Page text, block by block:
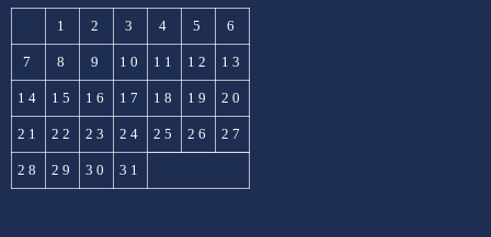
1 2 3 4 5 6
7 8 9 10 11 12 13
14 15 16 17 18 19 20
21 22 23 24 25 26 27
28 29 30 31